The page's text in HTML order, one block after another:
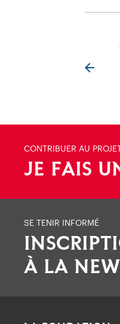
CONTRIBUER AU
JE FAIS
SE TENIR INFORMÉ
À LA